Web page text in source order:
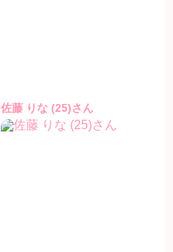
佐藤 りな (25)さん